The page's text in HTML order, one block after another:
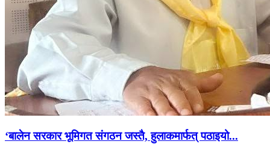
‘बालेन सरकार भूमिगत संगठन जस्तै, हुलाकमार्फत् पठाइयो...